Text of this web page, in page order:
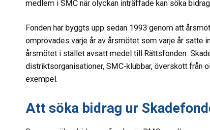
medlem i SMC när olyckan inträffade kan söka
Fonden har byggts upp sedan 1993 genom att
omprövades varje år av årsmötet som varje år satte
årsmötet i stället avsatt medel till Rättsfonden.
distriktsorganisationer, SMC-klubbar, överskott från
exempel.
Att söka bidrag ur